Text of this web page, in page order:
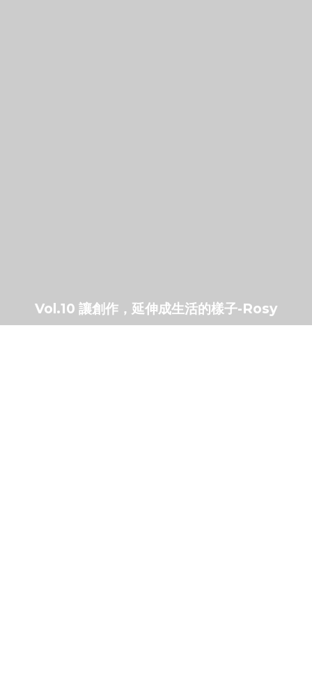
Vol.10 讓創作，延伸成生活的樣子-Rosy